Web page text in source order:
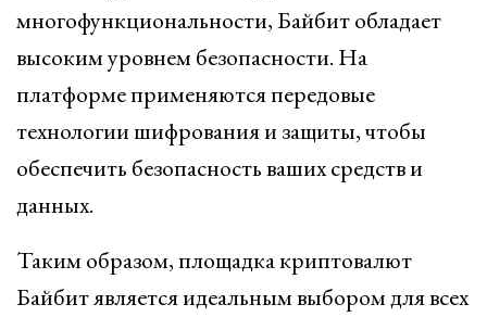
многофункциональности, Байбит обладает
высоким уровнем безопасности. На
платформе применяются передовые
технологии шифрования и защиты, чтобы
обеспечить безопасность ваших средств и
данных.
Таким образом, площадка криптовалют
Байбит является идеальным выбором для всех